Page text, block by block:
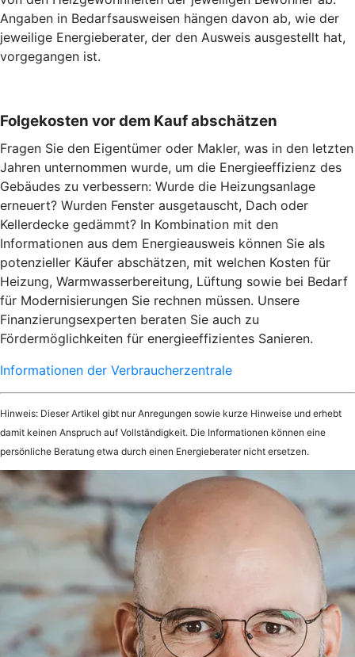
Angaben in Bedarfsausweisen hängen davon ab, wie der
jeweilige Energieberater, der den Ausweis ausgestellt hat,
vorgegangen ist.
Folgekosten vor dem Kauf abschätzen
Fragen Sie den Eigentümer oder Makler, was in den letzten
Jahren unternommen wurde, um die Energieeffizienz des
Gebäudes zu verbessern: Wurde die Heizungsanlage
erneuert? Wurden Fenster ausgetauscht, Dach oder
Kellerdecke gedämmt? In Kombination mit den
Informationen aus dem Energieausweis können Sie als
potenzieller Käufer abschätzen, mit welchen Kosten für
Heizung, Warmwasserbereitung, Lüftung sowie bei Bedarf
für Modernisierungen Sie rechnen müssen. Unsere
Finanzierungsexperten beraten Sie auch zu
Fördermöglichkeiten für energieeffizientes Sanieren.
Informationen der Verbraucherzentrale
Hinweis: Dieser Artikel gibt nur Anregungen sowie kurze Hinweise und erhebt
damit keinen Anspruch auf Vollständigkeit. Die Informationen können eine
persönliche Beratung etwa durch einen Energieberater nicht ersetzen.